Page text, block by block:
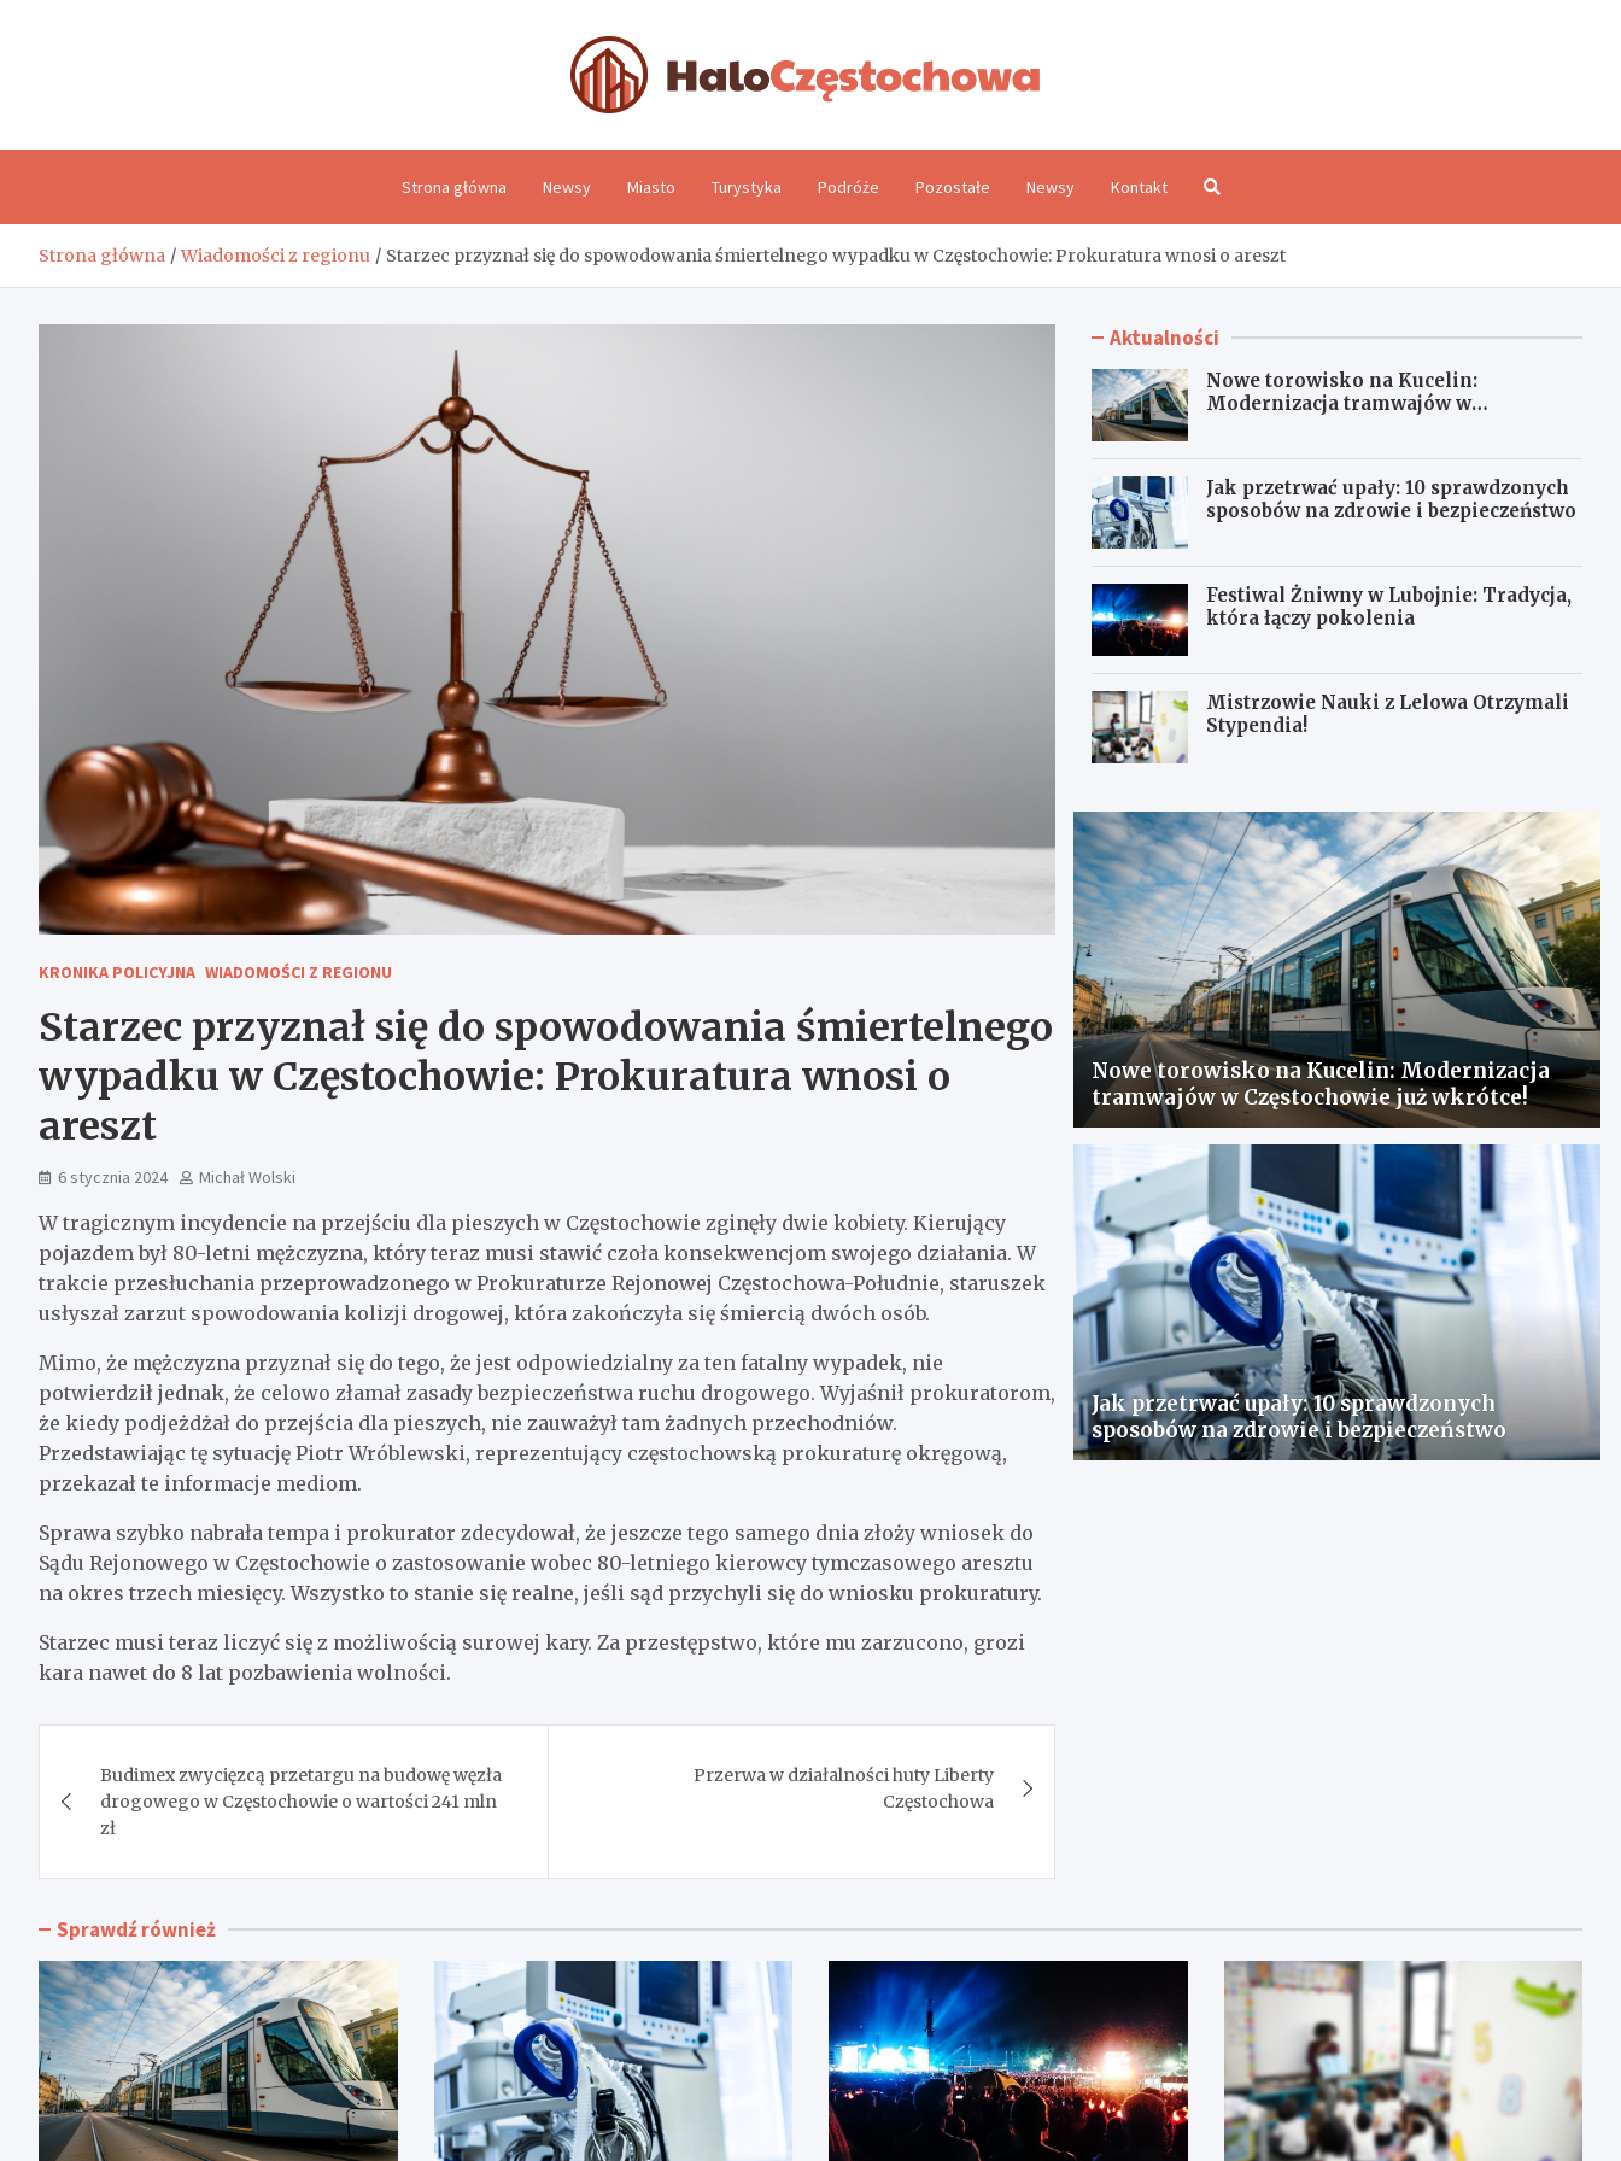
Strona główna Newsy Miasto Turystyka Podróże Pozostałe Newsy Kontakt
Strona główna Wiadomości z regionu Starzec przyznał się do spowodowania śmiertelnego wypadku w Częstochowie: Prokuratura wnosi o areszt
KRONIKA POLICYJNA WIADOMOŚCI Z REGIONU
Starzec przyznał się do spowodowania śmiertelnego
wypadku w Częstochowie: Prokuratura wnosi o
areszt
6 stycznia 2024 Michał Wolski
W tragicznym incydencie na przejściu dla pieszych w Częstochowie zginęły dwie kobiety. Kierujący
pojazdem był 80-letni mężczyzna, który teraz musi stawić czoła konsekwencjom swojego działania. W
trakcie przesłuchania przeprowadzonego w Prokuraturze Rejonowej Częstochowa-Południe, staruszek
usłyszał zarzut spowodowania kolizji drogowej, która zakończyła się śmiercią dwóch osób.
Mimo, że mężczyzna przyznał się do tego, że jest odpowiedzialny za ten fatalny wypadek, nie
potwierdził jednak, że celowo złamał zasady bezpieczeństwa ruchu drogowego. Wyjaśnił prokuratorom,
że kiedy podjeżdżał do przejścia dla pieszych, nie zauważył tam żadnych przechodniów.
Przedstawiając tę sytuację Piotr Wróblewski, reprezentujący częstochowską prokuraturę okręgową,
przekazał te informacje mediom.
Sprawa szybko nabrała tempa i prokurator zdecydował, że jeszcze tego samego dnia złoży wniosek do
Sądu Rejonowego w Częstochowie o zastosowanie wobec 80-letniego kierowcy tymczasowego aresztu
na okres trzech miesięcy. Wszystko to stanie się realne, jeśli sąd przychyli się do wniosku prokuratury.
Starzec musi teraz liczyć się z możliwością surowej kary. Za przestępstwo, które mu zarzucono, grozi
kara nawet do 8 lat pozbawienia wolności.
wpisu
Budimex zwycięzcą przetargu na budowę węzła
drogowego w Częstochowie o wartości 241 mln
zł
Przerwa w działalności huty Liberty
Częstochowa
Aktualności
Nowe torowisko na Kucelin:
Modernizacja tramwajów w
Jak przetrwać upały: 10 sprawdzonych
sposobów na zdrowie i bezpieczeństwo
Festiwal Żniwny w Lubojnie: Tradycja,
która łączy pokolenia
Mistrzowie Nauki z Lelowa Otrzymali
Stypendia!
Nowe torowisko na Kucelin: Modernizacja
tramwajów w Częstochowie już wkrótce!
Jak przetrwać upały: 10 sprawdzonych
sposobów na zdrowie i bezpieczeństwo
Sprawdź również